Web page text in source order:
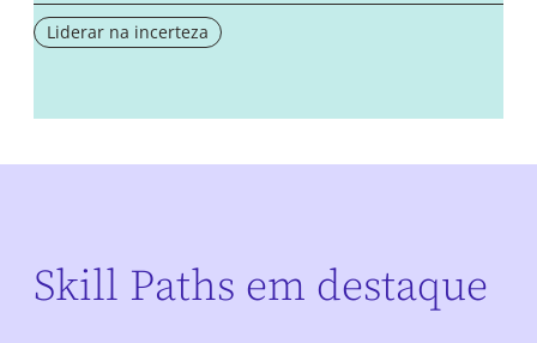
Liderar na incerteza
Skill Paths em destaque